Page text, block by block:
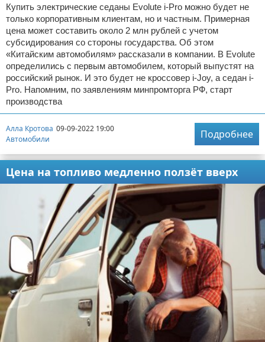
Купить электрические седаны Evolute i-Pro можно будет не
только корпоративным клиентам, но и частным. Примерная
цена может составить около 2 млн рублей с учетом
субсидирования со стороны государства. Об этом
«Китайским автомобилям» рассказали в компании. В Evolute
определились с первым автомобилем, который выпустят на
российский рынок. И это будет не кроссовер i-Joy, а седан i-
Pro. Напомним, по заявлениям минпромторга РФ, старт
производства
Алла Кротова 09-09-2022 19:00
Автомобили
Подробнее
Цена на топливо медленно ползёт вверх